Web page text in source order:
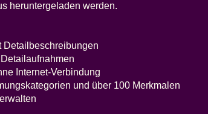
heruntergeladen werden.
Detailbeschreibungen
Internet-Verbindung
und über 100 Merkmalen